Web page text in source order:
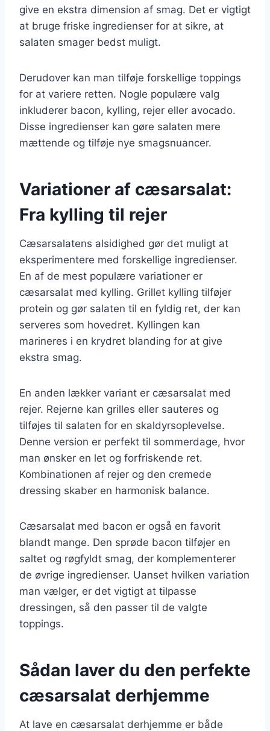
give en ekstra dimension af smag. Det er vigtigt
at bruge friske ingredienser for at sikre, at
salaten smager bedst muligt.
Derudover kan man tilføje forskellige toppings
for at variere retten. Nogle populære valg
inkluderer bacon, kylling, rejer eller avocado.
Disse ingredienser kan gøre salaten mere
mættende og tilføje nye smagsnuancer.
Variationer af cæsarsalat:
Fra kylling til rejer
Cæsarsalatens alsidighed gør det muligt at
eksperimentere med forskellige ingredienser.
En af de mest populære variationer er
cæsarsalat med kylling. Grillet kylling tilføjer
protein og gør salaten til en fyldig ret, der kan
serveres som hovedret. Kyllingen kan
marineres i en krydret blanding for at give
ekstra smag.
En anden lækker variant er cæsarsalat med
rejer. Rejerne kan grilles eller sauteres og
tilføjes til salaten for en skaldyrsoplevelse.
Denne version er perfekt til sommerdage, hvor
man ønsker en let og forfriskende ret.
Kombinationen af rejer og den cremede
dressing skaber en harmonisk balance.
Cæsarsalat med bacon er også en favorit
blandt mange. Den sprøde bacon tilføjer en
saltet og røgfyldt smag, der komplementerer
de øvrige ingredienser. Uanset hvilken variation
man vælger, er det vigtigt at tilpasse
dressingen, så den passer til de valgte
toppings.
Sådan laver du den perfekte
cæsarsalat derhjemme
At lave en cæsarsalat derhjemme er både